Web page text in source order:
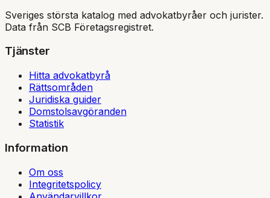
Sveriges största katalog med advokatbyråer och jurister.
Data från SCB Företagsregistret.
Tjänster
Hitta advokatbyrå
Rättsområden
Juridiska guider
Domstolsavgöranden
Statistik
Information
Om oss
Integritetspolicy